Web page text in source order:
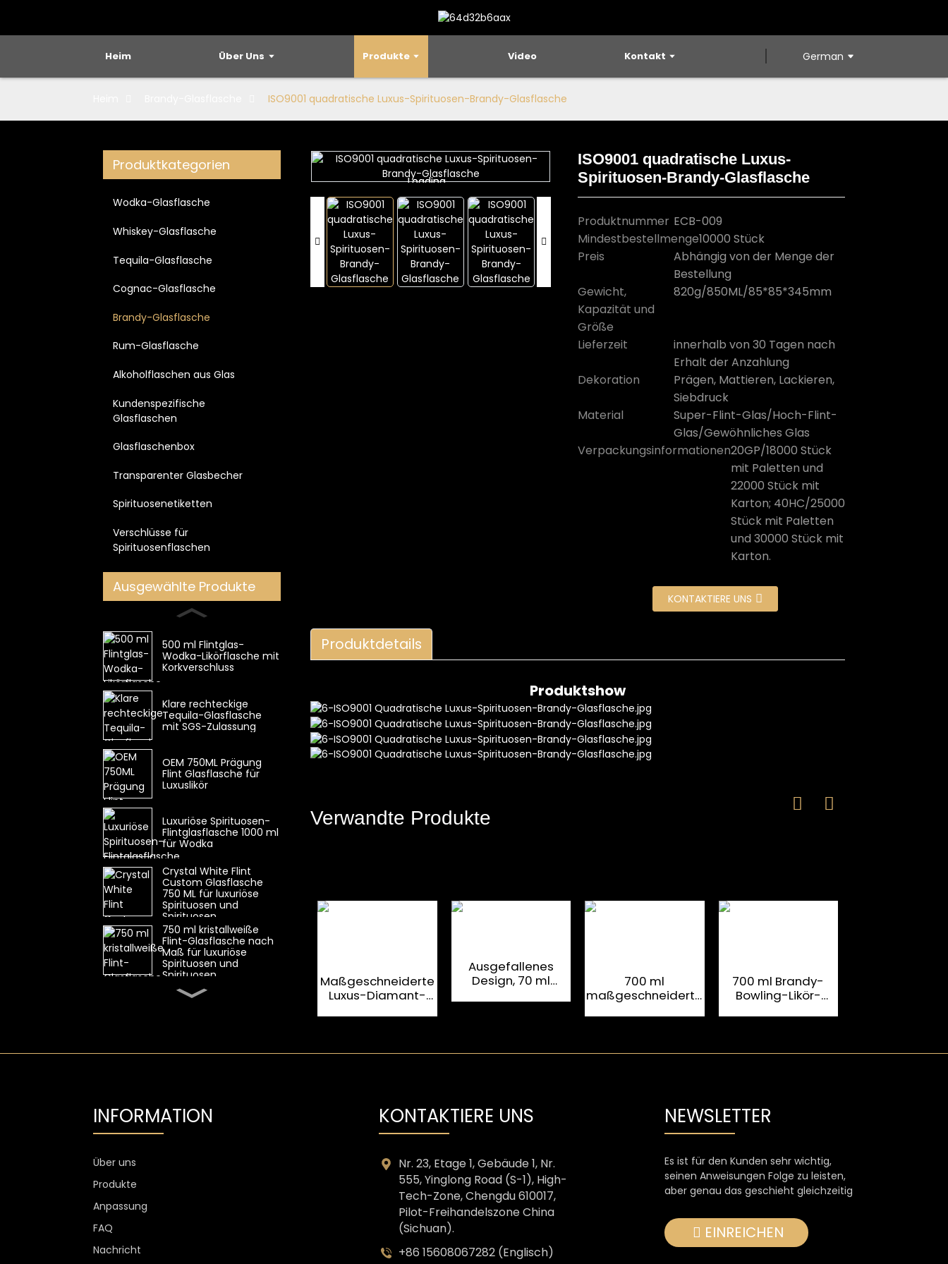
Heim Über Uns Produkte Video Kontakt German
ISO9001 quadratische Luxus-Spirituosen-Brandy-Glasflasche
Produktkategorien
Wodka-Glasflasche
Whiskey-Glasflasche
Tequila-Glasflasche
Cognac-Glasflasche
Brandy-Glasflasche
Rum-Glasflasche
Alkoholflaschen aus Glas
Kundenspezifische
Glasflaschen
Glasflaschenbox
Transparenter Glasbecher
Spirituosenetiketten
Verschlüsse für
Spirituosenflaschen
Ausgewählte Produkte
500 ml Flintglas-
Wodka-Likörflasche mit
Korkverschluss
Klare rechteckige
Tequila-Glasflasche
mit SGS-Zulassung
OEM 750ML Prägung
Flint Glasflasche für
Luxuslikör
Luxuriöse Spirituosen-
Flintglasflasche 1000 ml
für Wodka
Crystal White Flint
Custom Glasflasche
750 ML für luxuriöse
Spirituosen und
Spirituosen
750 ml kristallweiße
Flint-Glasflasche nach
Maß für luxuriöse
Spirituosen und
Spirituosen
Ovale 700-ml-
Transparente Flint-
1300 g Wodkaglas
personalisiert, 750 ml
Glas-
Loading...
Loading... Loading...
Loading... Loading...
Loading...
ISO9001 quadratische Luxus-
Spirituosen-Brandy-Glasflasche
Produktnummer ECB-009
Mindestbestellmenge10000 Stück
Preis
Abhängig von der Menge der
Bestellung
Gewicht,
Kapazität und
Größe
820g/850ML/85*85*345mm
Lieferzeit
innerhalb von 30 Tagen nach
Erhalt der Anzahlung
Dekoration
Prägen, Mattieren, Lackieren,
Siebdruck
Material
Super-Flint-Glas/Hoch-Flint-
Glas/Gewöhnliches Glas
Verpackungsinformationen20GP/18000 Stück
mit Paletten und
22000 Stück mit
Karton; 40HC/25000
Stück mit Paletten
und 30000 Stück mit
Karton.
KONTAKTIERE UNS
Produktdetails
Produktshow
Verwandte Produkte
Maßgeschneiderte
Luxus-Diamant-
Ausgefallenes
Design, 70 ml
700 ml
maßgeschneiderte
700 ml Brandy-
Bowling-Likör-
INFORMATION
Über uns
Produkte
Anpassung
FAQ
Nachricht
KONTAKTIERE UNS
Nr. 23, Etage 1, Gebäude 1, Nr.
555, Yinglong Road (S-1), High-
Tech-Zone, Chengdu 610017,
Pilot-Freihandelszone China
(Sichuan).
+86 15608067282 (Englisch)
NEWSLETTER
Es ist für den Kunden sehr wichtig,
seinen Anweisungen Folge zu leisten,
aber genau das geschieht gleichzeitig
EINREICHEN